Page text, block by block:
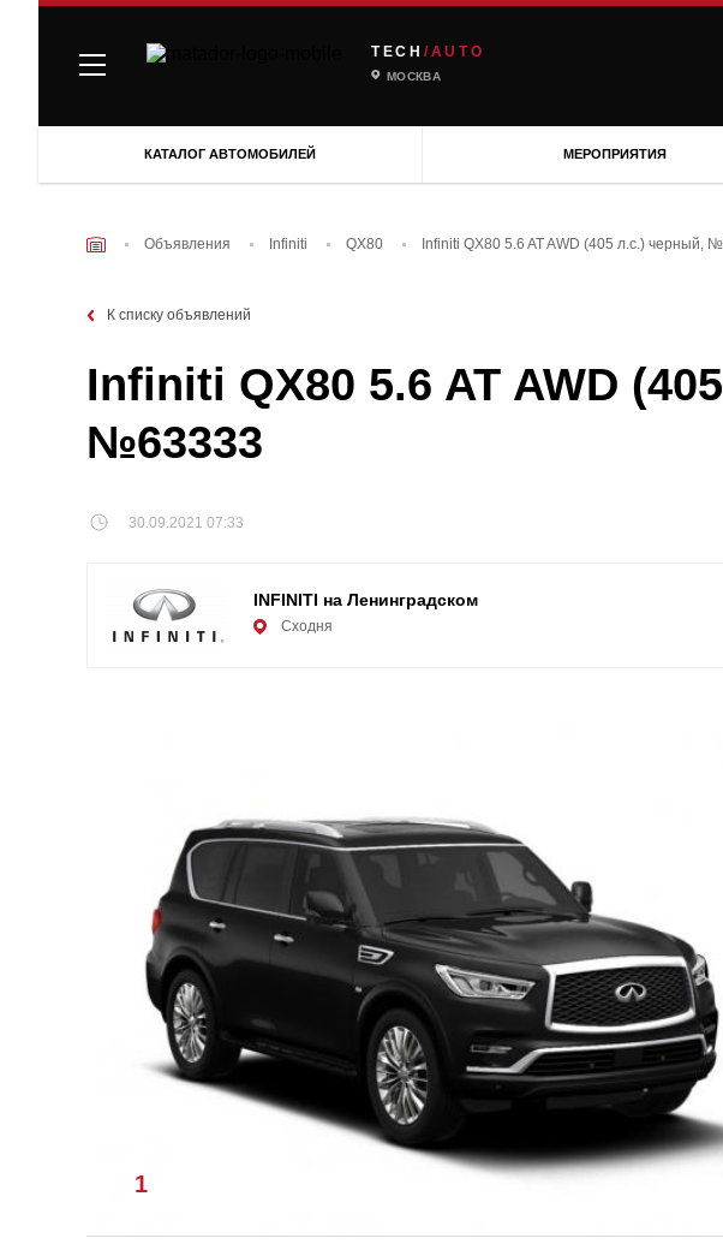
TECH /AUTO
МОСКВА
КАТАЛОГ АВТОМОБИЛЕЙ МЕРОПРИЯТИЯ
Объявления Infiniti QX80 Infiniti QX80 5.6 AT AWD (405 л.с.) черный,
К списку объявлений
Infiniti QX80 5.6 AT AWD
№63333
30.09.2021 07:33
INFINITI на Ленинградском
Сходня
1